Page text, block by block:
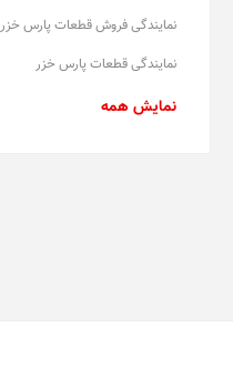
نمایندگی فروش قطعات پارس خزر
نمایندگی قطعات پارس خزر
نمایش همه